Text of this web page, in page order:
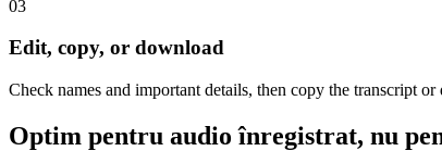
03
Edit, copy, or download
Check names and important details, then copy the transcript
Optim pentru audio înregistrat, nu